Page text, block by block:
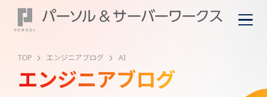
TOP エンジニアブログ AI
エンジニアブログ